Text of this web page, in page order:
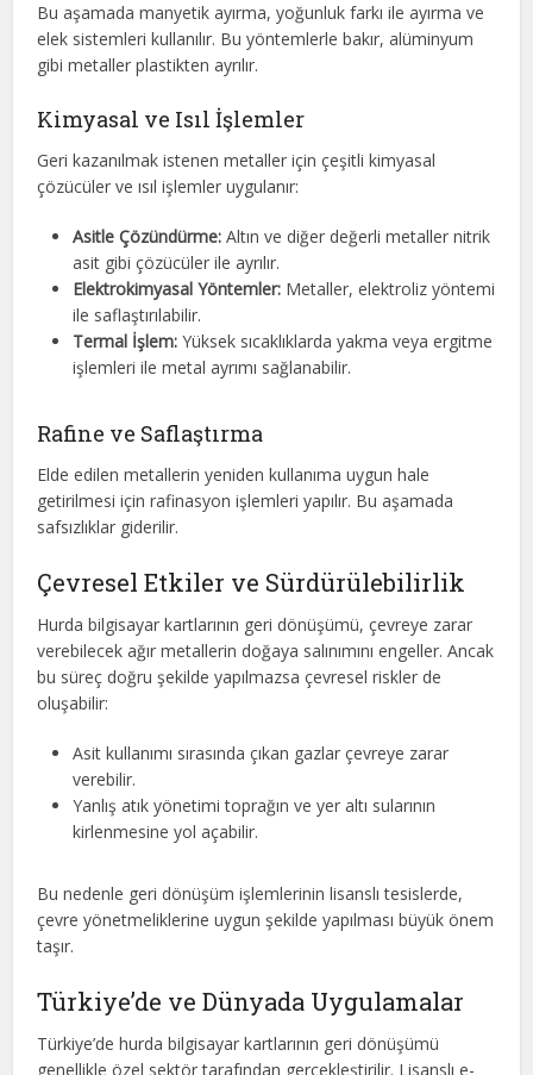
Bu aşamada manyetik ayırma, yoğunluk farkı ile ayırma ve
elek sistemleri kullanılır. Bu yöntemlerle bakır, alüminyum
gibi metaller plastikten ayrılır.
Kimyasal ve Isıl İşlemler
Geri kazanılmak istenen metaller için çeşitli kimyasal
çözücüler ve ısıl işlemler uygulanır:
Asitle Çözündürme: Altın ve diğer değerli metaller nitrik
asit gibi çözücüler ile ayrılır.
Elektrokimyasal Yöntemler: Metaller, elektroliz yöntemi
ile saflaştırılabilir.
Termal İşlem: Yüksek sıcaklıklarda yakma veya ergitme
işlemleri ile metal ayrımı sağlanabilir.
Rafine ve Saflaştırma
Elde edilen metallerin yeniden kullanıma uygun hale
getirilmesi için rafinasyon işlemleri yapılır. Bu aşamada
safsızlıklar giderilir.
Çevresel Etkiler ve Sürdürülebilirlik
Hurda bilgisayar kartlarının geri dönüşümü, çevreye zarar
verebilecek ağır metallerin doğaya salınımını engeller. Ancak
bu süreç doğru şekilde yapılmazsa çevresel riskler de
oluşabilir:
Asit kullanımı sırasında çıkan gazlar çevreye zarar
verebilir.
Yanlış atık yönetimi toprağın ve yer altı sularının
kirlenmesine yol açabilir.
Bu nedenle geri dönüşüm işlemlerinin lisanslı tesislerde,
çevre yönetmeliklerine uygun şekilde yapılması büyük önem
taşır.
Türkiye’de ve Dünyada Uygulamalar
Türkiye’de hurda bilgisayar kartlarının geri dönüşümü
genellikle özel sektör tarafından gerçekleştirilir. Lisanslı e-